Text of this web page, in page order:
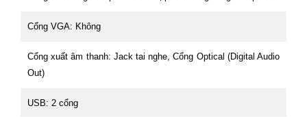
Cổng VGA: Không
Cổng xuất âm thanh: Jack tai nghe, Cổng Optical (Digital Audio
Out)
USB: 2 cổng